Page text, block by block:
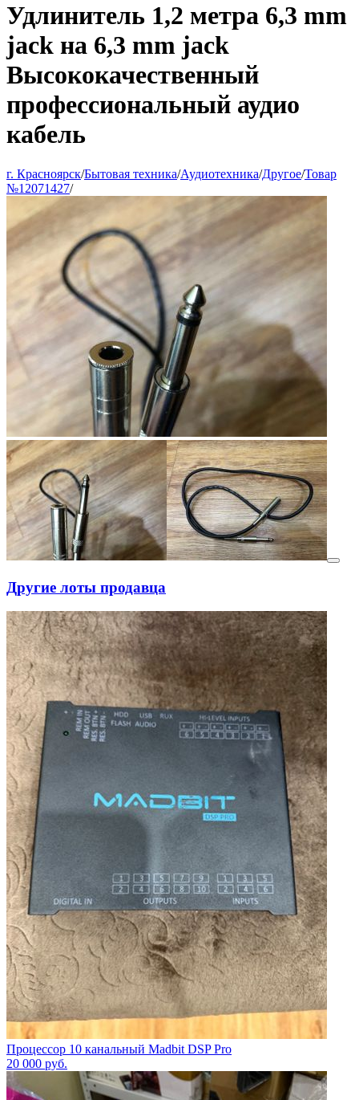
Удлинитель 1,2 метра 6,3 mm
jack на 6,3 mm jack
Высококачественный
профессиональный аудио
кабель
г. Красноярск/Бытовая техника/Аудиотехника/Другое/Товар
№12071427/
Другие лоты продавца
Процессор 10 канальный Madbit DSP Pro
20 000 руб.